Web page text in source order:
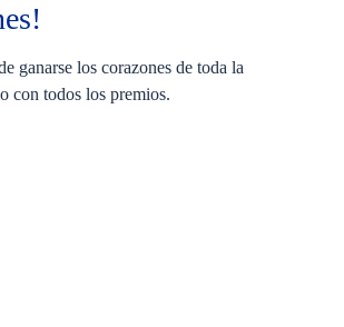
ganarse los corazones de toda la
con todos los premios.